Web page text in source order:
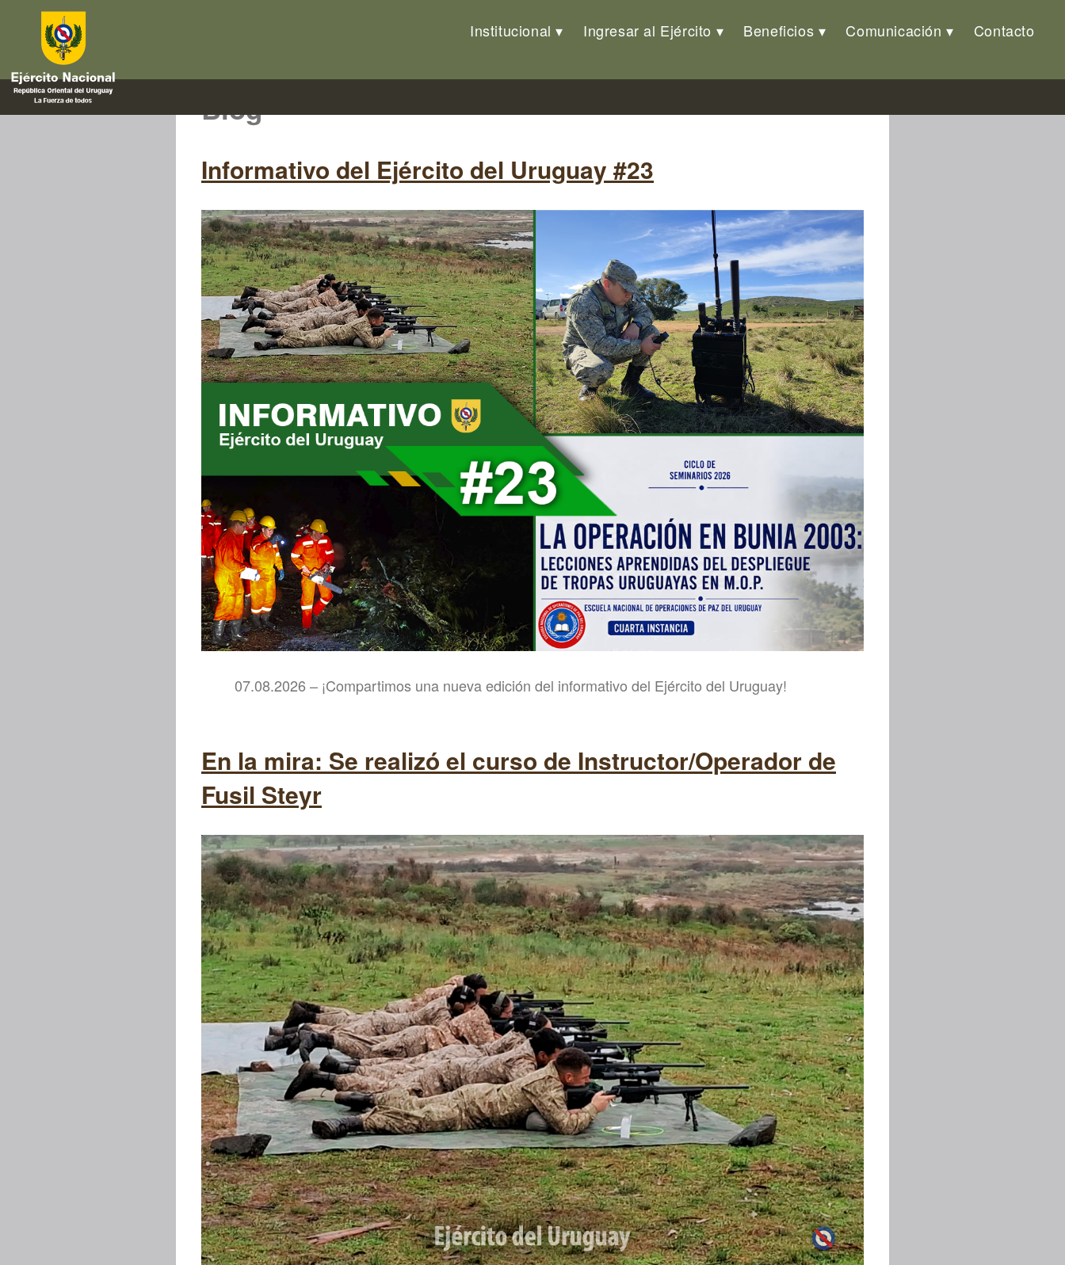
Institucional Ingresar al Ejército Beneficios Comunicación Contacto
Blog
Informativo del Ejército del Uruguay #23
07.08.2026 – ¡Compartimos una nueva edición del informativo del Ejército del Uruguay!
En la mira: Se realizó el curso de Instructor/Operador de
Fusil Steyr